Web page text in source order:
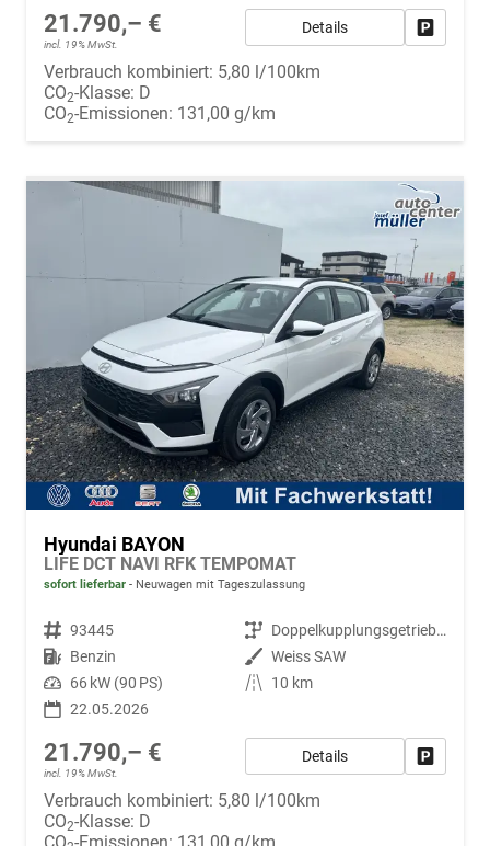
21.790,– €
incl. 19% MwSt.
Details
Verbrauch kombiniert: 5,80 l/100km
CO2-Klasse: D
CO2-Emissionen: 131,00 g/km
Hyundai BAYON
LIFE DCT NAVI RFK TEMPOMAT
sofort lieferbar Neuwagen mit Tageszulassung
Fahrzeugnr. 93445 Getriebe
Doppelkupplungsgetriebe (DSG)
Kraftstoff Benzin Außenfarbe Weiss SAW
Leistung 66 kW (90 PS) Kilometerstand
10 km
22.05.2026
21.790,– €
incl. 19% MwSt.
Details
Verbrauch kombiniert: 5,80 l/100km
CO2-Klasse: D
CO -Emissionen: 131,00 g/km